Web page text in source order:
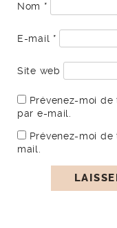
Nom *
E-mail *
Site web
Prévenez-moi
par e-mail.
Prévenez-moi
mail.